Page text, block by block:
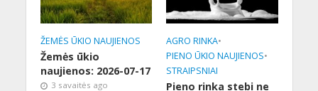
ŽEMĖS ŪKIO NAUJIENOS
Žemės ūkio
naujienos: 2026-07-17
3 savaitės ago
AGRO RINKA•
PIENO ŪKIO NAUJIENOS•
STRAIPSNIAI
Pieno rinka stebi ne